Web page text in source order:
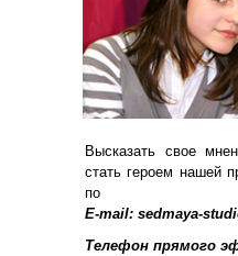
Высказать свое
стать героем нашей
по
E-mail: sedmaya-
Телефон прямого